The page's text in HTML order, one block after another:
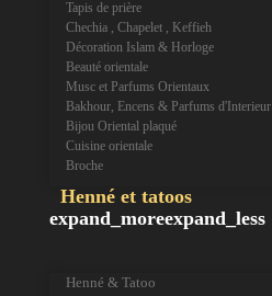
Tapis de prière
Chechia , Chapelet , Keffieh
Décoration Islam & Horloge
Beauté orientale
Musc et Parfums Orientaux
Bakhour, Encens & Parfums d'Interieur
Bijou Oriental plaqué
Cuisine orientale
Broche
Henné et tatoos
expand_moreexpand_less
Henné & Tatoo